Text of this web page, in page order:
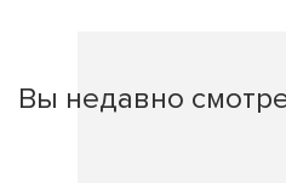
Вы недавно